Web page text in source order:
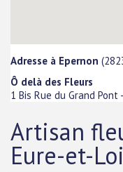
Adresse à Epernon
Ô delà des Fleurs
1 Bis Rue du Grand Pont -
Artisan
Eure-et-